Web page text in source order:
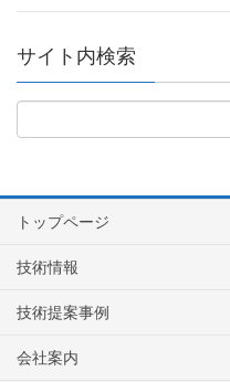
サイト内検索
トップページ
技術情報
技術提案事例
会社案内